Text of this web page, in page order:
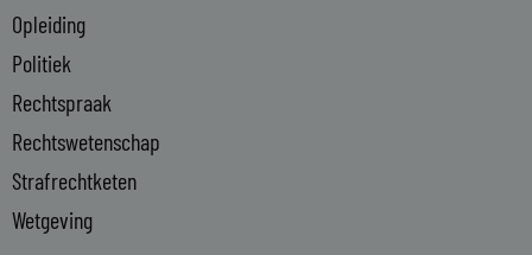
Opleiding
Politiek
Rechtspraak
Rechtswetenschap
Strafrechtketen
Wetgeving